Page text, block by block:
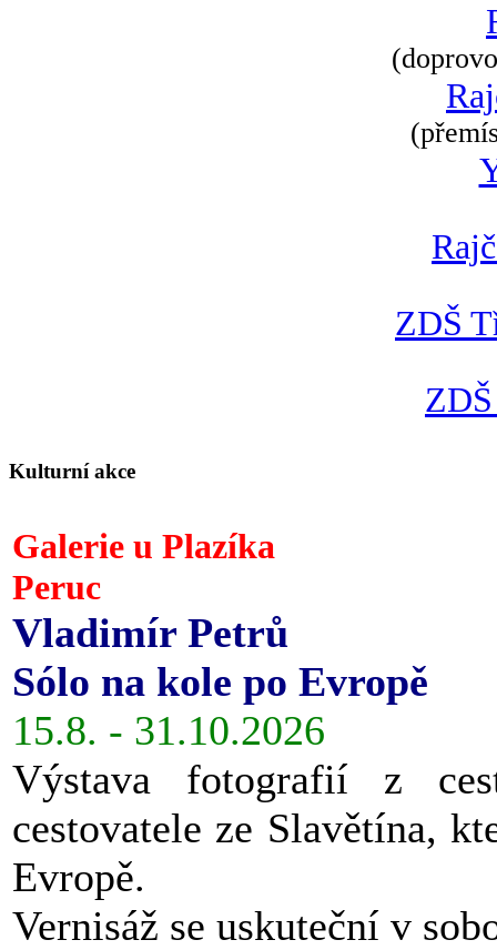
ZDŠ
Kulturní akce
Galerie u Plazíka
Peruc
Vladimír Petrů
Sólo na kole po Evropě
15.8. - 31.10.2026
Výstava fotografií z
cestovatele ze Slavětína,
Evropě.
Vernisáž se uskuteční v